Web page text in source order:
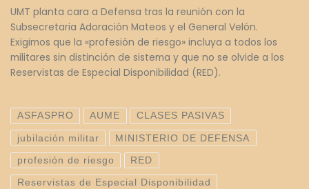
UMT planta cara a Defensa tras la reunión con la
Subsecretaria Adoración Mateos y el General Velón.
Exigimos que la «profesión de riesgo» incluya a todos los
militares sin distinción de sistema y que no se olvide a los
Reservistas de Especial Disponibilidad (RED).
ASFASPRO AUME CLASES PASIVAS
jubilación militar MINISTERIO DE DEFENSA
profesión de riesgo RED
Reservistas de Especial Disponibilidad